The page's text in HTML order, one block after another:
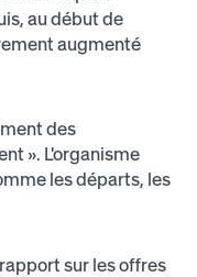
au début de
augmenté
des
». L'organisme
les départs, les
sur les offres